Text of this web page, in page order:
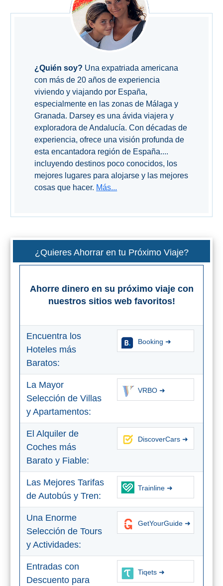
¿Quién soy? Una expatriada americana
con más de 20 años de experiencia
viviendo y viajando por España,
especialmente en las zonas de Málaga y
Granada. Darsey es una ávida viajera y
exploradora de Andalucía. Con décadas de
experiencia, ofrece una visión profunda de
esta encantadora región de España....
incluyendo destinos poco conocidos, los
mejores lugares para alojarse y las mejores
cosas que hacer. Más...
¿Quieres Ahorrar en tu Próximo Viaje?
Ahorre dinero en su próximo viaje con
nuestros sitios web favoritos!
Encuentra los
Hoteles más
Baratos:
Booking ➜
La Mayor
Selección de Villas
y Apartamentos:
VRBO ➜
El Alquiler de
Coches más
Barato y Fiable:
DiscoverCars ➜
Las Mejores Tarifas
de Autobús y Tren:
Trainline ➜
Una Enorme
Selección de Tours
y Actividades:
GetYourGuide ➜
Entradas con
Descuento para
Tiqets ➜